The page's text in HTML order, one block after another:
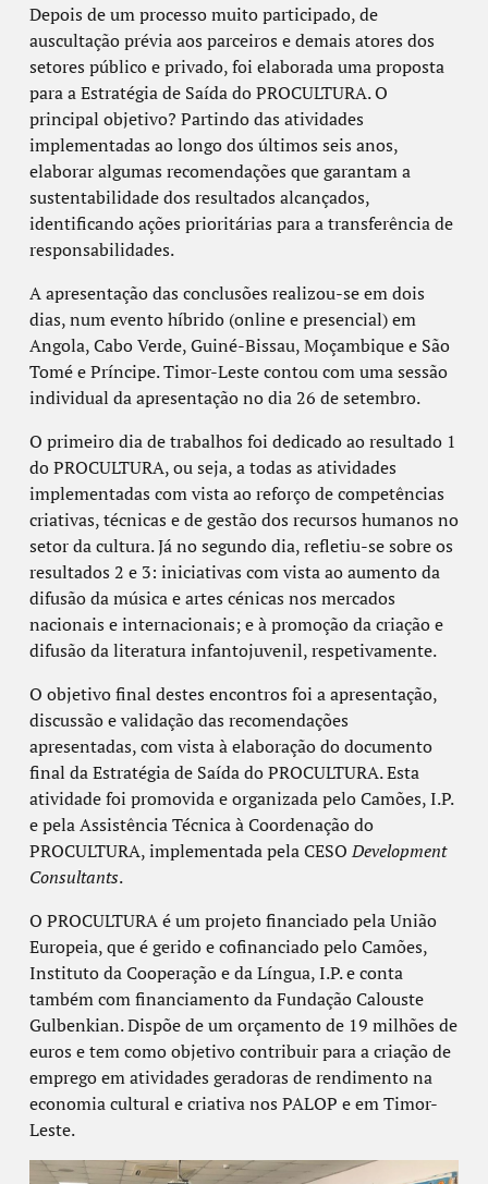
Depois de um processo muito participado, de
auscultação prévia aos parceiros e demais atores dos
setores público e privado, foi elaborada uma proposta
para a Estratégia de Saída do PROCULTURA. O
principal objetivo? Partindo das atividades
implementadas ao longo dos últimos seis anos,
elaborar algumas recomendações que garantam a
sustentabilidade dos resultados alcançados,
identificando ações prioritárias para a transferência de
responsabilidades.
A apresentação das conclusões realizou-se em dois
dias, num evento híbrido (online e presencial) em
Angola, Cabo Verde, Guiné-Bissau, Moçambique e São
Tomé e Príncipe. Timor-Leste contou com uma sessão
individual da apresentação no dia 26 de setembro.
O primeiro dia de trabalhos foi dedicado ao resultado 1
do PROCULTURA, ou seja, a todas as atividades
implementadas com vista ao reforço de competências
criativas, técnicas e de gestão dos recursos humanos no
setor da cultura. Já no segundo dia, refletiu-se sobre os
resultados 2 e 3: iniciativas com vista ao aumento da
difusão da música e artes cénicas nos mercados
nacionais e internacionais; e à promoção da criação e
difusão da literatura infantojuvenil, respetivamente.
O objetivo final destes encontros foi a apresentação,
discussão e validação das recomendações
apresentadas, com vista à elaboração do documento
final da Estratégia de Saída do PROCULTURA. Esta
atividade foi promovida e organizada pelo Camões, I.P.
e pela Assistência Técnica à Coordenação do
PROCULTURA, implementada pela CESODevelopment
Consultants.
O PROCULTURA é um projeto financiado pela União
Europeia, que é gerido e cofinanciado pelo Camões,
Instituto da Cooperação e da Língua, I.P. e conta
também com financiamento da Fundação Calouste
Gulbenkian. Dispõe de um orçamento de 19 milhões de
euros e tem como objetivo contribuir para a criação de
emprego em atividades geradoras de rendimento na
economia cultural e criativa nos PALOP e em Timor-
Leste.